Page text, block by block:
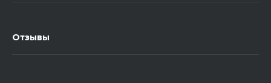
Отзывы